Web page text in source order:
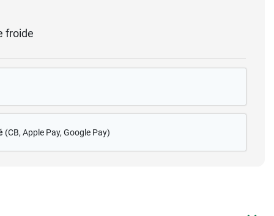
froide
(CB, Apple Pay, Google Pay)